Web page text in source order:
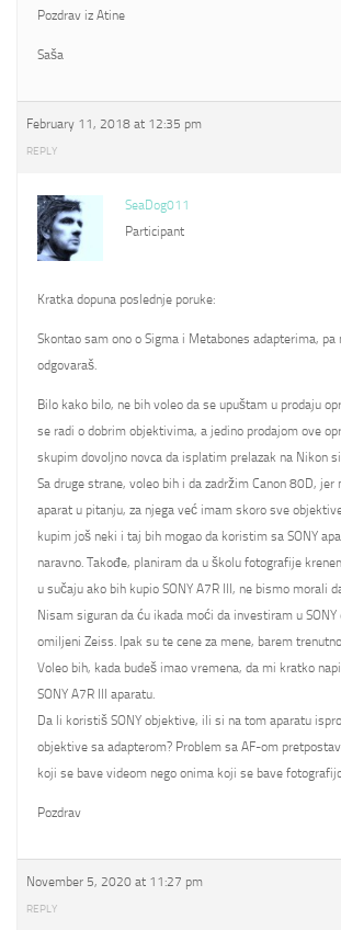
Pozdrav iz Atine
Saša
February 11, 2018 at 12:35 pm
REPLY
SeaDog011
Participant
Kratka dopuna poslednje poruke:
Skontao sam ono o Sigma i Metabones adapterima, pa
odgovaraš.
Bilo kako bilo, ne bih voleo da se upuštam u prodaju
se radi o dobrim objektivima, a jedino prodajom ove
skupim dovoljno novca da isplatim prelazak na Nikon
Sa druge strane, voleo bih i da zadržim Canon 80D,
aparat u pitanju, za njega već imam skoro sve
kupim još neki i taj bih mogao da koristim sa SONY
naravno. Takođe, planiram da u školu fotografije
u sučaju ako bih kupio SONY A7R III, ne bismo morali
Nisam siguran da ću ikada moći da investiram u
omiljeni Zeiss. Ipak su te cene za mene, barem
Voleo bih, kada budeš imao vremena, da mi kratko
SONY A7R III aparatu.
Da li koristiš SONY objektive, ili si na tom aparatu
objektive sa adapterom? Problem sa AF-om
koji se bave videom nego onima koji se bave
Pozdrav
November 5, 2020 at 11:27 pm
REPLY